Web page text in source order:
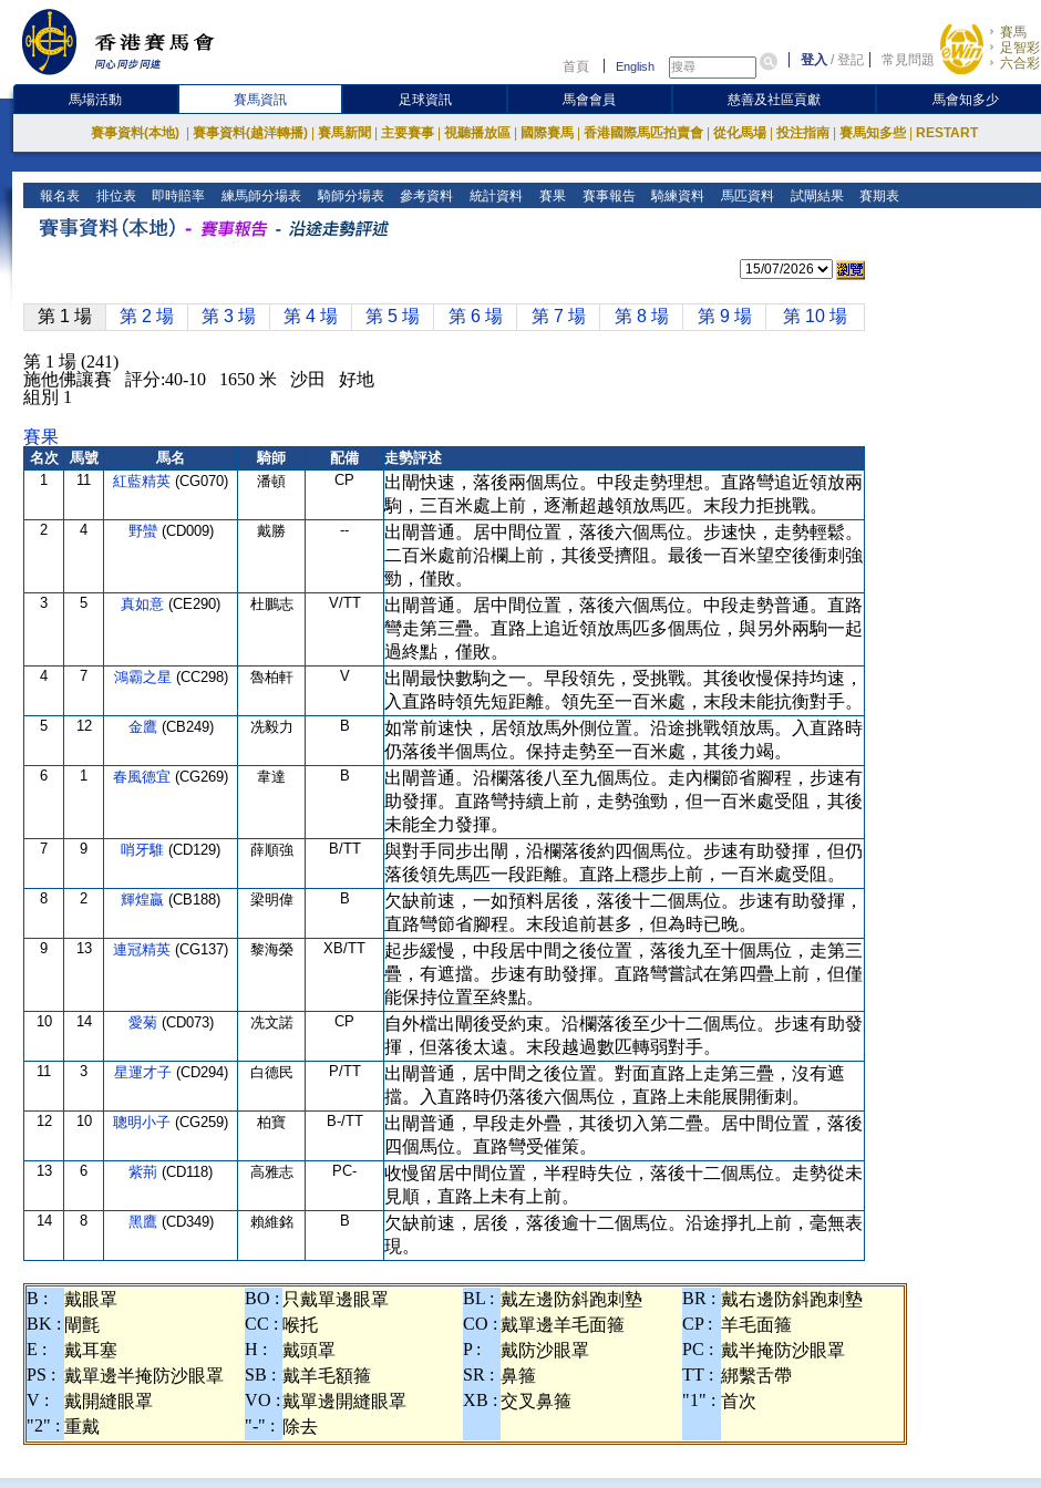
首頁 English 登入 /登記 常見問題
賽馬
足智彩
六合彩
馬場活動 賽馬資訊 足球資訊 馬會會員 慈善及社區貢獻 馬會知多少
賽事資料(本地) 賽事資料(越洋轉播) 賽馬新聞 主要賽事 視聽播放區 國際賽馬 香港國際馬匹拍賣會 從化馬場 投注指南 賽馬知多些 RESTART
報名表 排位表 即時賠率 練馬師分場表 騎師分場表 參考資料 統計資料 賽果 賽事報告 騎練資料 馬匹資料 試閘結果 賽期表
第 1 場 第 2 場 第 3 場 第 4 場 第 5 場 第 6 場 第 7 場 第 8 場 第 9 場 第 10 場
第 1 場 (241)
施他佛讓賽 評分:40-10 1650 米 沙田 好地
組別 1
賽果
名次 馬號 馬名 騎師 配備
走勢評述
1
11 紅藍精英 (CG070) 潘頓 CP
出閘快速，落後兩個馬位。中段走勢理想。直路彎追近領放兩
駒，三百米處上前，逐漸超越領放馬匹。末段力拒挑戰。
2 4 野蠻 (CD009) 戴勝 --
出閘普通。居中間位置，落後六個馬位。步速快，走勢輕鬆。
二百米處前沿欄上前，其後受擠阻。最後一百米望空後衝刺強
勁，僅敗。
3 5 真如意 (CE290) 杜鵬志 V/TT
出閘普通。居中間位置，落後六個馬位。中段走勢普通。直路
彎走第三疊。直路上追近領放馬匹多個馬位，與另外兩駒一起
過終點，僅敗。
4 7 鴻霸之星 (CC298) 魯柏軒 V
出閘最快數駒之一。早段領先，受挑戰。其後收慢保持均速，
入直路時領先短距離。領先至一百米處，末段未能抗衡對手。
5 12 金鷹 (CB249) 冼毅力 B
如常前速快，居領放馬外側位置。沿途挑戰領放馬。入直路時
仍落後半個馬位。保持走勢至一百米處，其後力竭。
6 1 春風德宜 (CG269) 韋達 B
出閘普通。沿欄落後八至九個馬位。走內欄節省腳程，步速有
助發揮。直路彎持續上前，走勢強勁，但一百米處受阻，其後
未能全力發揮。
7 9 哨牙騅 (CD129) 薛順強 B/TT
與對手同步出閘，沿欄落後約四個馬位。步速有助發揮，但仍
落後領先馬匹一段距離。直路上穩步上前，一百米處受阻。
8 2 輝煌贏 (CB188) 梁明偉 B
欠缺前速，一如預料居後，落後十二個馬位。步速有助發揮，
直路彎節省腳程。末段追前甚多，但為時已晚。
9 13 連冠精英 (CG137) 黎海榮 XB/TT
起步緩慢，中段居中間之後位置，落後九至十個馬位，走第三
疊，有遮擋。步速有助發揮。直路彎嘗試在第四疊上前，但僅
能保持位置至終點。
10 14 愛菊 (CD073) 冼文諾 CP
自外檔出閘後受約束。沿欄落後至少十二個馬位。步速有助發
揮，但落後太遠。末段越過數匹轉弱對手。
11 3 星運才子 (CD294) 白德民 P/TT
出閘普通，居中間之後位置。對面直路上走第三疊，沒有遮
擋。入直路時仍落後六個馬位，直路上未能展開衝刺。
12 10 聰明小子 (CG259) 柏寶 B-/TT
出閘普通，早段走外疊，其後切入第二疊。居中間位置，落後
四個馬位。直路彎受催策。
13 6 紫荊 (CD118) 高雅志 PC-
收慢留居中間位置，半程時失位，落後十二個馬位。走勢從未
見順，直路上未有上前。
14 8 黑鷹 (CD349) 賴維銘 B
欠缺前速，居後，落後逾十二個馬位。沿途掙扎上前，毫無表
現。
B : 戴眼罩 BO : 只戴單邊眼罩 BL : 戴左邊防斜跑刺墊 BR : 戴右邊防斜跑刺墊
BK : 閘氈 CC : 喉托 CO : 戴單邊羊毛面箍 CP : 羊毛面箍
E :
戴耳塞 H : 戴頭罩 P : 戴防沙眼罩 PC : 戴半掩防沙眼罩
PS : 戴單邊半掩防沙眼罩 SB : 戴羊毛額箍 SR : 鼻箍 TT : 綁繫舌帶
V :
戴開縫眼罩 VO :戴單邊開縫眼罩 XB : 交叉鼻箍 "1" : 首次
"2" : 重戴 "-" : 除去